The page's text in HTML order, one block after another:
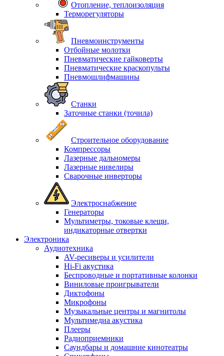
Отопление, теплоизоляция
Терморегуляторы
Пневмоинструменты
Отбойные молотки
Пневматические гайковерты
Пневматические краскопульты
Пневмошлифмашины
Станки
Заточные станки (точила)
Строительное оборудование
Компрессоры
Лазерные дальномеры
Лазерные нивелиры
Сварочные инверторы
Электроснабжение
Генераторы
Мультиметры, токовые клещи,
индикаторные отвертки
Электроника
Аудиотехника
AV-ресиверы и усилители
Hi-Fi акустика
Беспроводные и портативные колонки
Виниловые проигрыватели
Диктофоны
Микрофоны
Музыкальные центры и магнитолы
Мультимедиа акустика
Плееры
Радиоприемники
Саундбары и домашние кинотеатры